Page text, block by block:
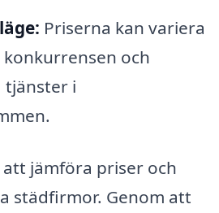
Priserna kan variera
och
tjänster i
jämföra priser och
städfirmor. Genom att